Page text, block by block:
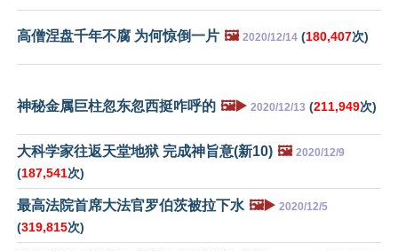
高僧涅盘千年不腐 为何惊倒一片 🖼️ 2020/12/14 (180,407次)
神秘金属巨柱忽东忽西挺咋呼的 🖼️▶️ 2020/12/13 (211,949次)
大科学家往返天堂地狱 完成神旨意(新10) 🖼️ 2020/12/9
(187,541次)
最高法院首席大法官罗伯茨被拉下水 🖼️▶️ 2020/12/5
(319,815次)